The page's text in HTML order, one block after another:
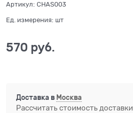
Артикул: CHAS003
Ед. измерения: шт
570 руб.
Доставка в Москва
Рассчитать стоимость доставки